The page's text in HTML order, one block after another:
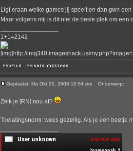
Ligt eraan welke games jij speelt en dan gwn
Maar volgens mij is dit niet de beste plek om een
1+1=2142
[img]http://img340.imageshack.us/
Geplaatst: Ma Okt 20, 2008 10:54 pm Onderwerp:
Zeik je [RN] nou af?
Toelatingsnorm: wees gezellig. Als je een beetje